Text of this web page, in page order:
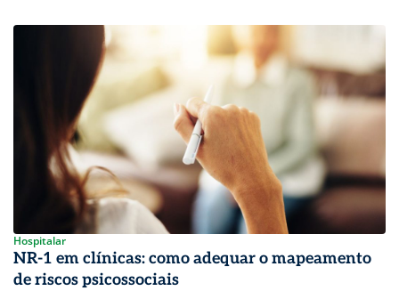
Hospitalar
NR-1 em clínicas: como adequar o mapeamento
de riscos psicossociais